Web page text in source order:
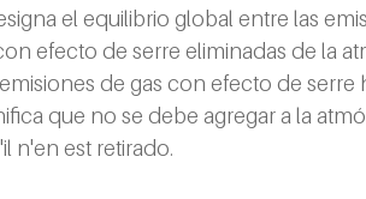
el equilibrio global entre las
efecto de serre eliminadas de la
de gas con efecto de serre
que no se debe agregar a la
n'en est retirado.